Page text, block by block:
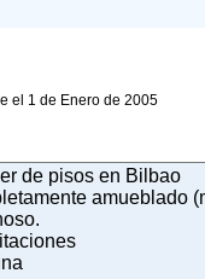
el 1 de Enero de 2005